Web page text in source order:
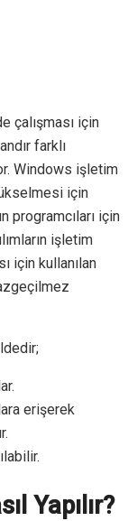
çalışması için
farklı
Windows işletim
için
programcıları için
işletim
için kullanılan
erişerek
Yapılır?